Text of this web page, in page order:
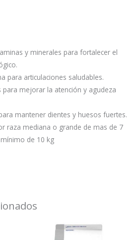
y minerales para fortalecer el
para articulaciones saludables.
para mejorar la atención y agudeza
mantener dientes y huesos fuertes.
raza mediana o grande de mas de 7
de 10 kg